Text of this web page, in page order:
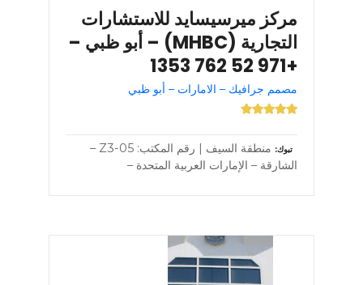
مركز ميرسيسايد للاستشارات
التجارية (MHBC) – أبو ظبي –
+971 52 762 1353
مصمم جرافيك – الامارات – أبو ظبي
تبوك
منطقة السيف | رقم المكتب: Z3-05 –
الشارقة – الإمارات العربية المتحدة –